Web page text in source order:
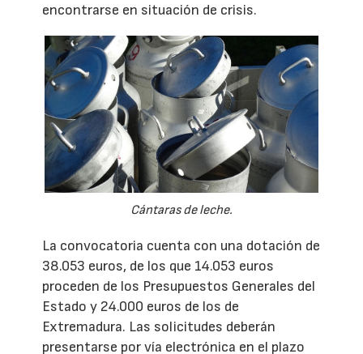
encontrarse en situación de crisis.
Cántaras de leche.
La convocatoria cuenta con una dotación de
38.053 euros, de los que 14.053 euros
proceden de los Presupuestos Generales del
Estado y 24.000 euros de los de
Extremadura. Las solicitudes deberán
presentarse por vía electrónica en el plazo